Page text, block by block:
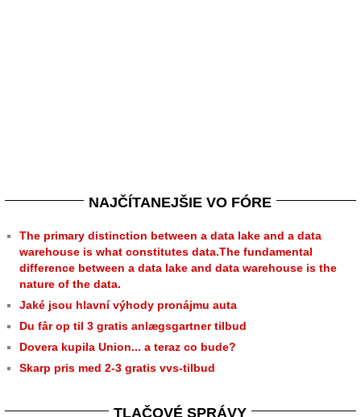
NAJČÍTANEJŠIE VO FÓRE
The primary distinction between a data lake and a data
warehouse is what constitutes data.The fundamental
difference between a data lake and data warehouse is the
nature of the data.
Jaké jsou hlavní výhody pronájmu auta
Du får op til 3 gratis anlægsgartner tilbud
Dovera kupila Union... a teraz co bude?
Skarp pris med 2-3 gratis vvs-tilbud
TLAČOVÉ SPRÁVY